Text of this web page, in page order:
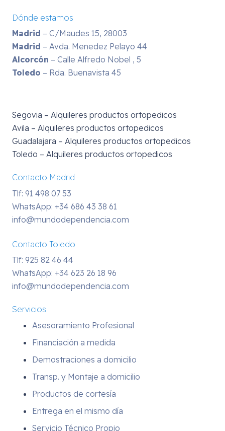
Dónde estamos
Madrid – C/Maudes 15, 28003
Madrid – Avda. Menedez Pelayo 44
Alcorcón – Calle Alfredo Nobel , 5
Toledo – Rda. Buenavista 45
Segovia – Alquileres productos ortopedicos
Avila – Alquileres productos ortopedicos
Guadalajara – Alquileres productos ortopedicos
Toledo – Alquileres productos ortopedicos
Contacto Madrid
Tlf: 91 498 07 53
WhatsApp: +34 686 43 38 61
info@mundodependencia.com
Contacto Toledo
Tlf: 925 82 46 44
WhatsApp: +34 623 26 18 96
info@mundodependencia.com
Servicios
Asesoramiento Profesional
Financiación a medida
Demostraciones a domicilio
Transp. y Montaje a domicilio
Productos de cortesía
Entrega en el mismo día
Servicio Técnico Propio